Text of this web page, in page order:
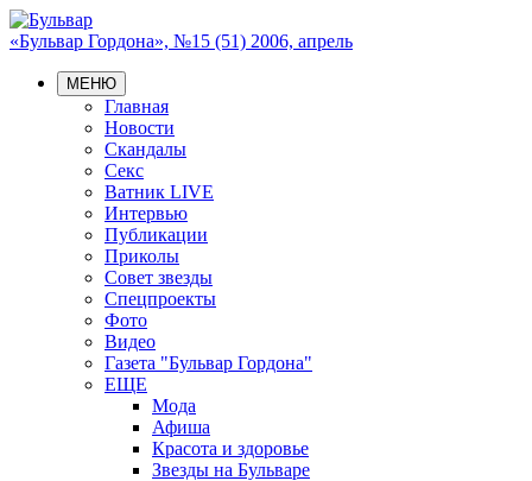
«Бульвар Гордона», №15 (51) 2006, апрель
МЕНЮ
Главная
Новости
Скандалы
Секс
Ватник LIVE
Интервью
Публикации
Приколы
Совет звезды
Спецпроекты
Фото
Видео
Газета "Бульвар Гордона"
ЕЩЕ
Мода
Афиша
Красота и здоровье
Звезды на Бульваре